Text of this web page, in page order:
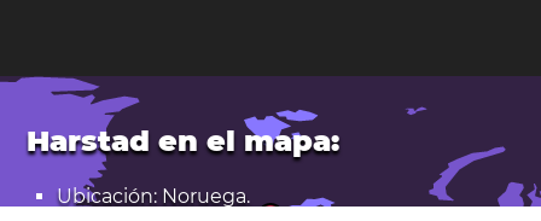
Harstad en el mapa:
Ubicación: Noruega.